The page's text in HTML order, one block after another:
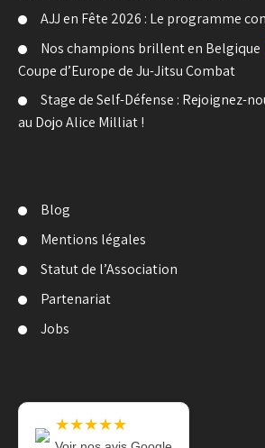
AJJ en Fête 2026 : Le programme
Nos champions brillent en Belgique
Coupe d’Europe de Ju-Jitsu Combat
Stage de Self-Défense : Rejoignez-
au Dojo Alice Milliat !
Blog
Mentions légales
Statut de l’Association
Partenariat
Jobs
★★★★★